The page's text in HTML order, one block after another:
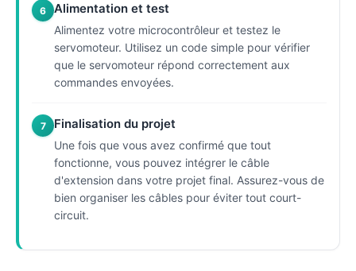
6 Alimentation et test
Alimentez votre microcontrôleur et testez le
servomoteur. Utilisez un code simple pour vérifier
que le servomoteur répond correctement aux
commandes envoyées.
7 Finalisation du projet
Une fois que vous avez confirmé que tout
fonctionne, vous pouvez intégrer le câble
d'extension dans votre projet final. Assurez-vous de
bien organiser les câbles pour éviter tout court-
circuit.